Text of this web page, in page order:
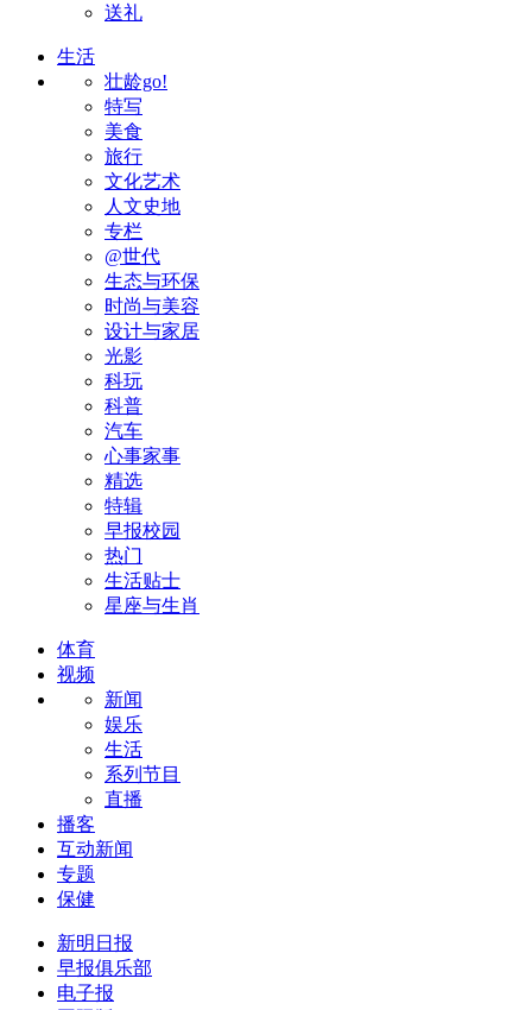
送礼
生活
壮龄go!
特写
美食
旅行
文化艺术
人文史地
专栏
@世代
生态与环保
时尚与美容
设计与家居
光影
科玩
科普
汽车
心事家事
精选
特辑
早报校园
热门
生活贴士
星座与生肖
体育
视频
新闻
娱乐
生活
系列节目
直播
播客
互动新闻
专题
保健
新明日报
早报俱乐部
电子报